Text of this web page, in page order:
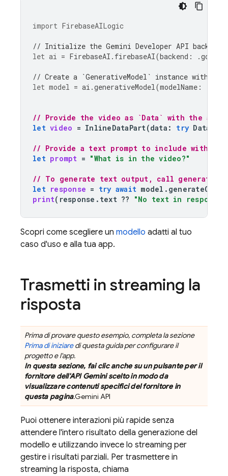
import FirebaseAILogic
// Initialize the Gemini Developer API backend
let ai = FirebaseAI . firebaseAI(backend : .
// Create a `GenerativeModel` instance with a
let model = ai .generativeModel(modelName :
// Provide the video as `Data` with the
let video = InlineDataPart(data : try Data
// Provide a text prompt to include with the
let prompt = "What is in the video?"
// To generate text output, call
let response = try await model .
print( response . text ?? "No text in
Scopri come scegliere un modello adatti al tuo
caso d'uso e alla tua app.
Trasmetti in streaming la
risposta
Prima di provare questo esempio, completa la sezione
Prima di iniziaredi questa guida per configurare il
progetto e l'app.
In questa sezione, fai clic anche su un pulsante per il
fornitore dell'API Gemini scelto in modo da
visualizzare contenuti specifici del fornitore in
questa pagina.Gemini API
Puoi ottenere interazioni più rapide senza
attendere l'intero risultato della generazione del
modello e utilizzando invece lo streaming per
gestire i risultati parziali. Per trasmettere in
streaming la risposta, chiama